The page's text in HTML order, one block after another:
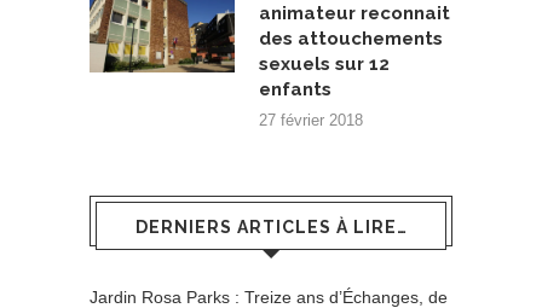
animateur reconnait
des attouchements
sexuels sur 12
enfants
27 février 2018
DERNIERS ARTICLES À LIRE…
Jardin Rosa Parks : Treize ans d’Échanges, de